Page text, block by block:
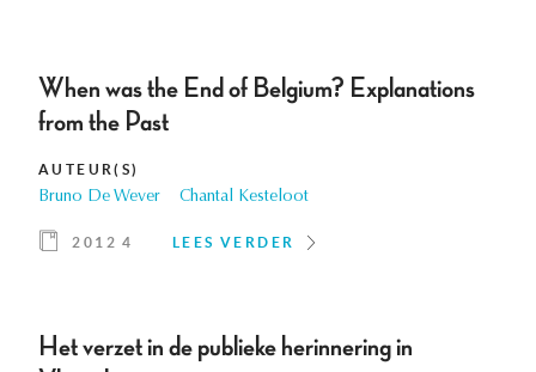
When was the End of Belgium? Explanations
from the Past
AUTEUR(S)
Bruno De Wever Chantal Kesteloot
2012 4 LEES VERDER
Het verzet in de publieke herinnering in